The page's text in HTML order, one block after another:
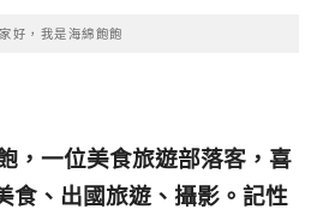
好，我是海綿飽飽
，一位美食旅遊部落客， 喜
食、出國旅遊、攝影。 記性